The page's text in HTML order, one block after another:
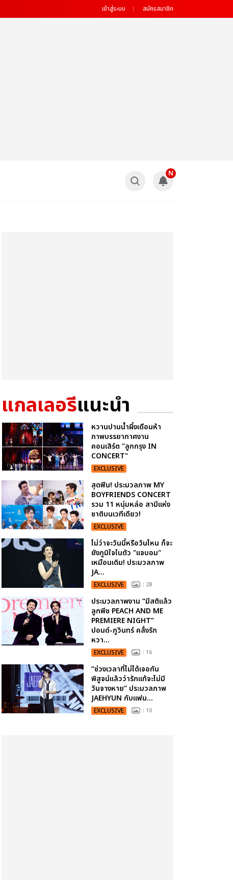
เข้าสู่ระบบ สมัครสมาชิก
N
แกลเลอรีแนะนำ
หวานปานน้ำผึ้งเดือนห้า
ภาพบรรยากาศงาน
คอนเสิร์ต "ลูกกรุง IN
CONCERT"
EXCLUSIVE
สุดฟิน! ประมวลภาพ MY
BOYFRIENDS CONCERT
รวม 11 หนุ่มหล่อ สามีแห่ง
ชาติบนเวทีเดียว!
EXCLUSIVE
ไม่ว่าจะวันนี้หรือวันไหน ก็จะ
ยังภูมิใจในตัว "แจบอม"
เหมือนเดิม! ประมวลภาพ
JA...
EXCLUSIVE : 28
ประมวลภาพงาน “มีสติแล้ว
ลูกพีช PEACH AND ME
PREMIERE NIGHT”
ปอนด์-ภูวินทร์ คลั่งรัก
หวา...
EXCLUSIVE : 16
“ช่วงเวลาที่ไม่ได้เจอกัน
พิสูจน์แล้วว่ารักแท้จะไม่มี
วันจางหาย” ประมวลภาพ
JAEHYUN กับแฟน...
EXCLUSIVE : 10